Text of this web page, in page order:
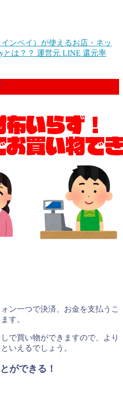
インペイ）が使えるお店・ネッ
とは？？ 運営元 LINE 還元率
ン一つで決済、お金を支払うこ
す。
で買い物ができますので、より
いえるでしょう。
ができる！